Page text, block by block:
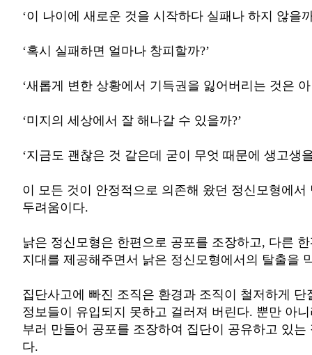
‘이 나이에 새로운 것을 시작하다 실패나 하지 않을
‘혹시 실패하면 얼마나 창피할까?’
‘새롭게 변한 상황에서 기득권을 잃어버리는 것은 아
‘미지의 세상에서 잘 해나갈 수 있을까?’
‘지금도 괜찮은 것 같은데 굳이 무엇 때문에 생고생
이 모든 것이 안정적으로 의존해 왔던 정신모형에서
두려움이다.
낡은 정신모형은 한편으로 공포를 조장하고, 다른
지대를 제공해주면서 낡은 정신모형에서의 탈출을
집단사고에 빠진 조직은 환경과 조직이 철저하게 단
정보들이 유입되지 못하고 걸러져 버린다. 뿐만 아
부러 만들어 공포를 조장하여 집단이 공유하고 있는
다.